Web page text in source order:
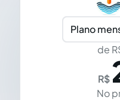
Plano
de
R$
No